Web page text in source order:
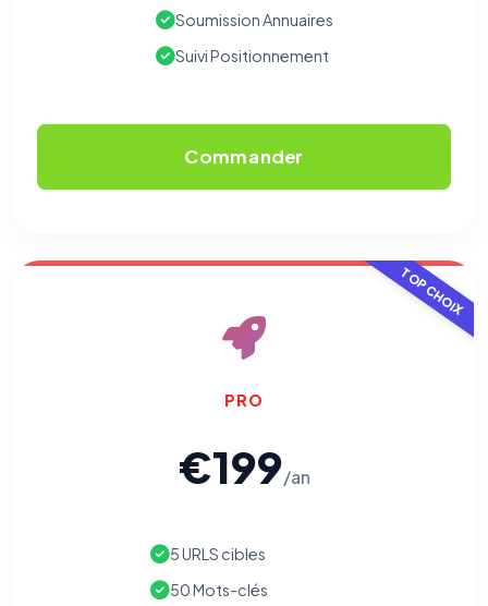
Soumission Annuaires
Suivi Positionnement
Commander
TOP CHOIX
PRO
€199/an
5 URLS cibles
50 Mots-clés
pixels 2026 / FAQ juillet 2026).Ce suivi n'est pas géré par ce
lien dédié en pied de chaque courriel
écrivez àcontact@logicielreferencement.com. Détail :Politique de